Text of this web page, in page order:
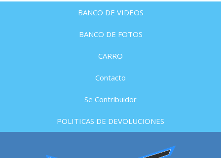
BANCO DE VIDEOS
BANCO DE FOTOS
CARRO
Contacto
Se Contribuidor
POLITICAS DE DEVOLUCIONES